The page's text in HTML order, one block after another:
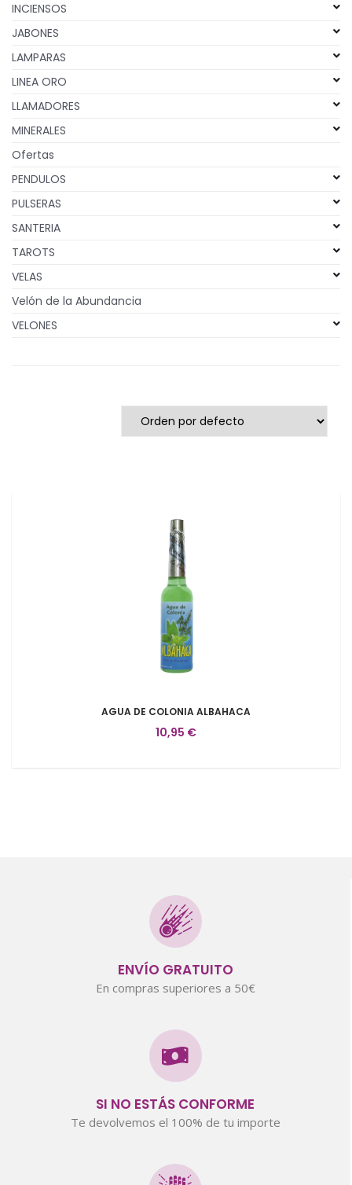
INCIENSOS
JABONES
LAMPARAS
LINEA ORO
LLAMADORES
MINERALES
Ofertas
PENDULOS
PULSERAS
SANTERIA
TAROTS
VELAS
Velón de la Abundancia
VELONES
AGUA DE COLONIA ALBAHACA
10,95 €
ENVÍO GRATUITO
En compras superiores a 50€
SI NO ESTÁS CONFORME
Te devolvemos el 100% de tu importe